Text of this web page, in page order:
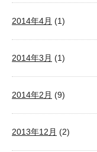
2014年4月 (1)
2014年3月 (1)
2014年2月 (9)
2013年12月 (2)